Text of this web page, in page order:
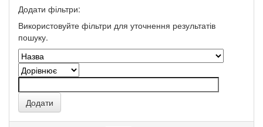
Додати фільтри:
Використовуйте фільтри для уточнення результатів
пошуку.